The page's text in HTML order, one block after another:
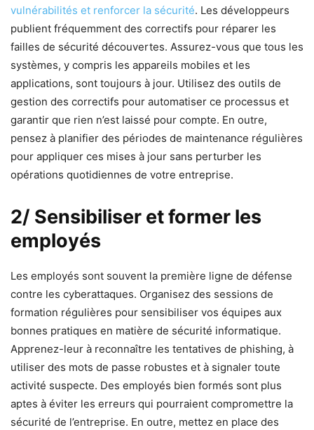
vulnérabilités et renforcer la sécurité. Les développeurs
publient fréquemment des correctifs pour réparer les
failles de sécurité découvertes. Assurez-vous que tous les
systèmes, y compris les appareils mobiles et les
applications, sont toujours à jour. Utilisez des outils de
gestion des correctifs pour automatiser ce processus et
garantir que rien n’est laissé pour compte. En outre,
pensez à planifier des périodes de maintenance régulières
pour appliquer ces mises à jour sans perturber les
opérations quotidiennes de votre entreprise.
2/ Sensibiliser et former les
employés
Les employés sont souvent la première ligne de défense
contre les cyberattaques. Organisez des sessions de
formation régulières pour sensibiliser vos équipes aux
bonnes pratiques en matière de sécurité informatique.
Apprenez-leur à reconnaître les tentatives de phishing, à
utiliser des mots de passe robustes et à signaler toute
activité suspecte. Des employés bien formés sont plus
aptes à éviter les erreurs qui pourraient compromettre la
sécurité de l’entreprise. En outre, mettez en place des